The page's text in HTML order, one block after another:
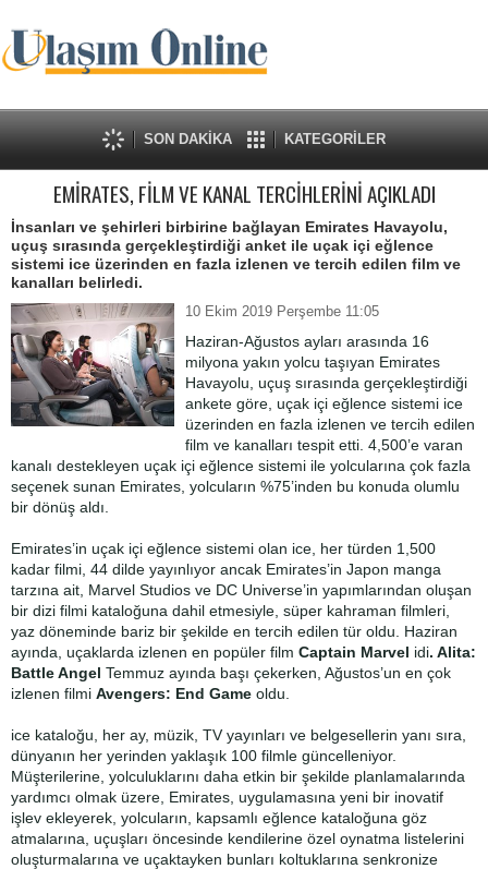
SON DAKİKA KATEGORİLER
EMİRATES, FİLM VE KANAL TERCİHLERİNİ AÇIKLADI
İnsanları ve şehirleri birbirine bağlayan Emirates Havayolu,
uçuş sırasında gerçekleştirdiği anket ile uçak içi eğlence
sistemi ice üzerinden en fazla izlenen ve tercih edilen film ve
kanalları belirledi.
10 Ekim 2019 Perşembe 11:05
Haziran-Ağustos ayları arasında 16
milyona yakın yolcu taşıyan Emirates
Havayolu, uçuş sırasında gerçekleştirdiği
ankete göre, uçak içi eğlence sistemi ice
üzerinden en fazla izlenen ve tercih edilen
film ve kanalları tespit etti. 4,500’e varan
kanalı destekleyen uçak içi eğlence sistemi ile yolcularına çok fazla
seçenek sunan Emirates, yolcuların %75’inden bu konuda olumlu
bir dönüş aldı.
Emirates’in uçak içi eğlence sistemi olan ice, her türden 1,500
kadar filmi, 44 dilde yayınlıyor ancak Emirates’in Japon manga
tarzına ait, Marvel Studios ve DC Universe’in yapımlarından oluşan
bir dizi filmi kataloğuna dahil etmesiyle, süper kahraman filmleri,
yaz döneminde bariz bir şekilde en tercih edilen tür oldu. Haziran
ayında, uçaklarda izlenen en popüler film Captain Marvel idi. Alita:
Battle Angel Temmuz ayında başı çekerken, Ağustos’un en çok
izlenen filmi Avengers: End Game oldu.
ice kataloğu, her ay, müzik, TV yayınları ve belgesellerin yanı sıra,
dünyanın her yerinden yaklaşık 100 filmle güncelleniyor.
Müşterilerine, yolculuklarını daha etkin bir şekilde planlamalarında
yardımcı olmak üzere, Emirates, uygulamasına yeni bir inovatif
işlev ekleyerek, yolcuların, kapsamlı eğlence kataloğuna göz
atmalarına, uçuşları öncesinde kendilerine özel oynatma listelerini
oluşturmalarına ve uçaktayken bunları koltuklarına senkronize